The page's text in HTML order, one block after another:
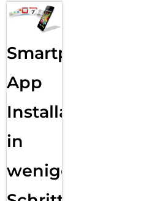
Smartphone
App
Installation
in
wenigen